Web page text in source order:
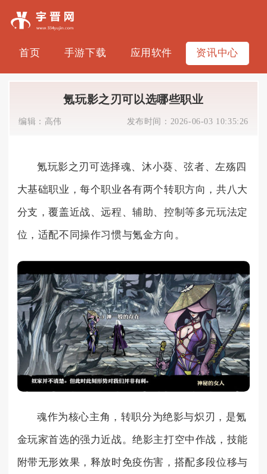
首页 手游下载 应用软件 资讯中心
氪玩影之刃可以选哪些职业
编辑： 高伟 发布时间： 2026-06-03 10:35:26
氪玩影之刃可选择魂、沐小葵、弦者、左殇四
大基础职业，每个职业各有两个转职方向，共八大
分支，覆盖近战、远程、辅助、控制等多元玩法定
位，适配不同操作习惯与氪金方向。
魂作为核心主角，转职分为绝影与炽刃，是氪
金玩家首选的强力近战。绝影主打空中作战，技能
附带无形效果，释放时免疫伤害，搭配多段位移与